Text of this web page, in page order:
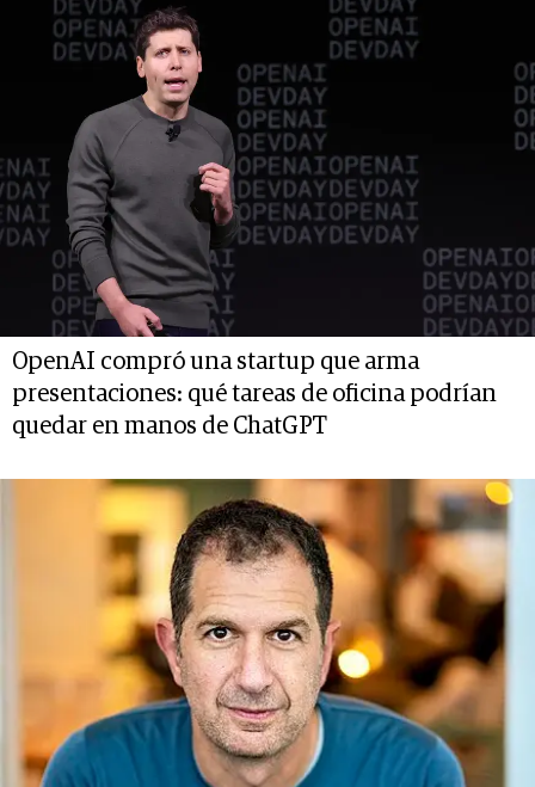
OpenAI compró una startup que arma
presentaciones: qué tareas de oficina podrían
quedar en manos de ChatGPT